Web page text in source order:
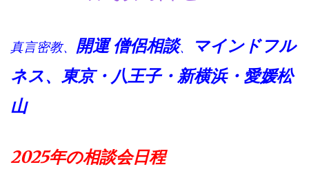
真言密教、 開運 僧侶相談、
マインドフル
ネス、東京・八王子・新横浜・愛媛松
山
2025年の相談会日程